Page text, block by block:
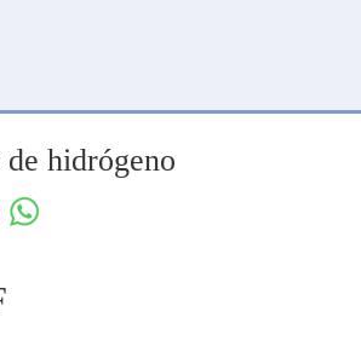
hidrógeno